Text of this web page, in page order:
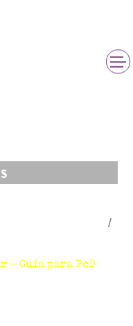
Guía para PcD